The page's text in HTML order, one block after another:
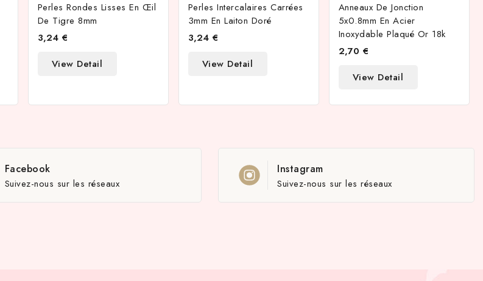
Perles Rondes Lisses En Œil
De Tigre 8mm
3,24 €
View Detail
Perles Intercalaires Carrées
3mm En Laiton Doré
3,24 €
View Detail
Anneaux De Jonction
5x0.8mm En Acier
Inoxydable Plaqué Or 18k
2,70 €
View Detail
Facebook
Suivez-nous sur les réseaux
Instagram
Suivez-nous sur les réseaux